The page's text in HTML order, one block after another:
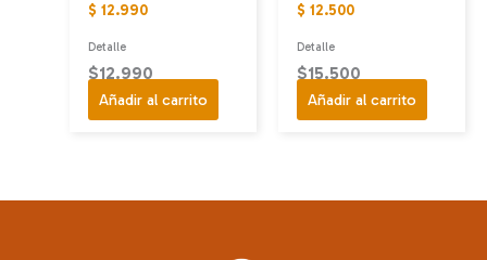
$ 12.990
Detalle
$12.990
Añadir al carrito
$ 12.500
Detalle
$15.500
Añadir al carrito